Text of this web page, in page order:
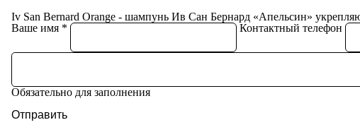
Iv San Bernard Orange - шампунь Ив Сан Бернард «Апельсин»
Ваше имя
Контактный телефон
Обязательно для заполнения
Отправить